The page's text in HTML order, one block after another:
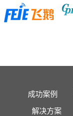
成功案例
解决方案